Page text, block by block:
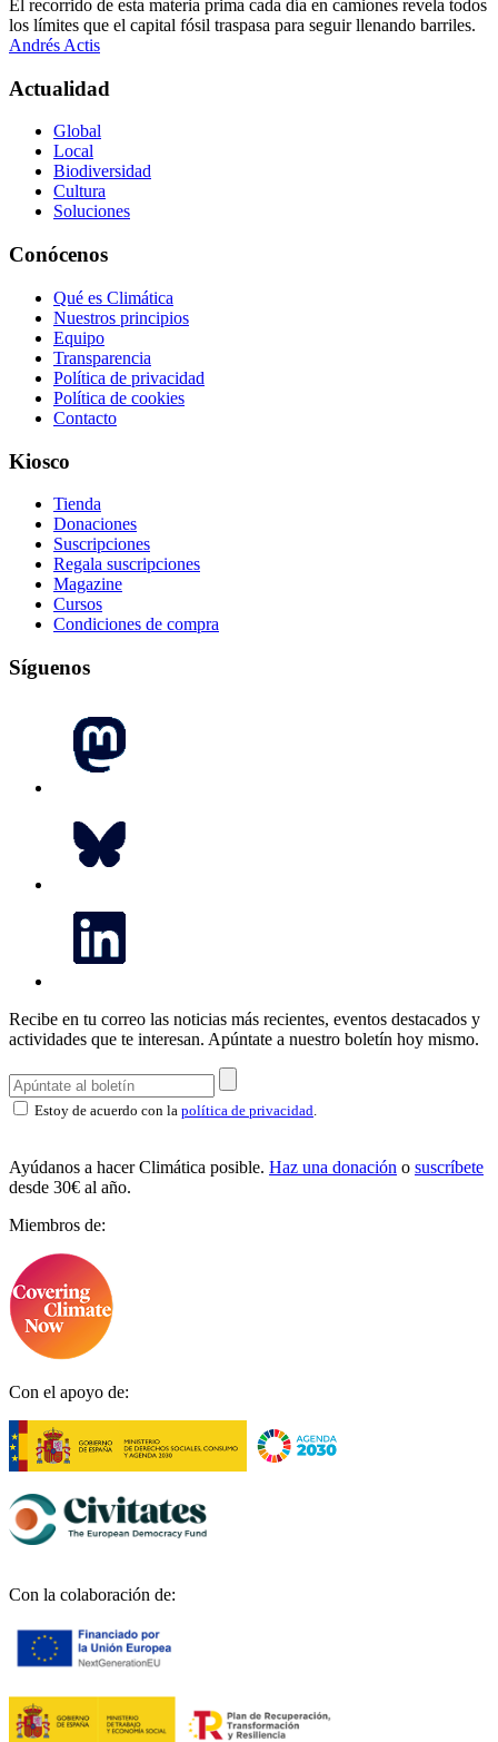
El recorrido de esta materia prima cada día en camiones revela todos
los límites que el capital fósil traspasa para seguir llenando barriles.
Andrés Actis
Actualidad
Global
Local
Biodiversidad
Cultura
Soluciones
Conócenos
Qué es Climática
Nuestros principios
Equipo
Transparencia
Política de privacidad
Política de cookies
Contacto
Kiosco
Tienda
Donaciones
Suscripciones
Regala suscripciones
Magazine
Cursos
Condiciones de compra
Síguenos
Recibe en tu correo las noticias más recientes, eventos destacados y
actividades que te interesan. Apúntate a nuestro boletín hoy mismo.
Estoy de acuerdo con la política de privacidad
Ayúdanos a hacer Climática posible. Haz una donación o suscríbete
desde 30€ al año.
Miembros de:
Con el apoyo de:
Con la colaboración de: